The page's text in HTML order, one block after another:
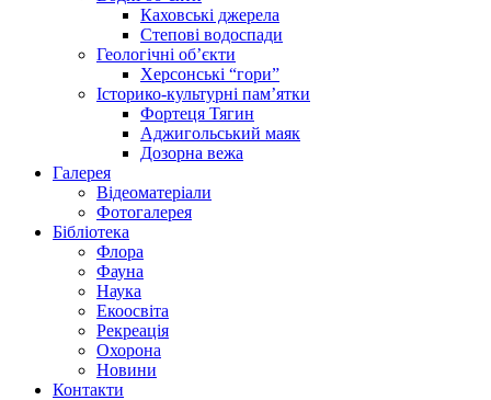
Каховські джерела
Степові водоспади
Геологічні об’єкти
Херсонські “гори”
Історико-культурні пам’ятки
Фортеця Тягин
Аджигольський маяк
Дозорна вежа
Галерея
Відеоматеріали
Фотогалерея
Бібліотека
Флора
Фауна
Наука
Екоосвіта
Рекреація
Охорона
Новини
Контакти